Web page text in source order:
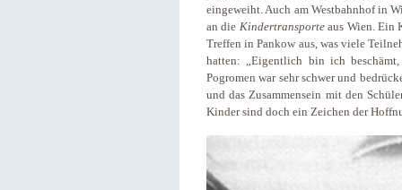
eingeweiht. Auch am Westbahnhof in
an die Kindertransporteaus Wien. Ein
Treffen in Pankow aus, was viele
hatten: „Eigentlich bin ich
Pogromen war sehr schwer und
und das Zusammensein mit den
Kinder sind doch ein Zeichen der